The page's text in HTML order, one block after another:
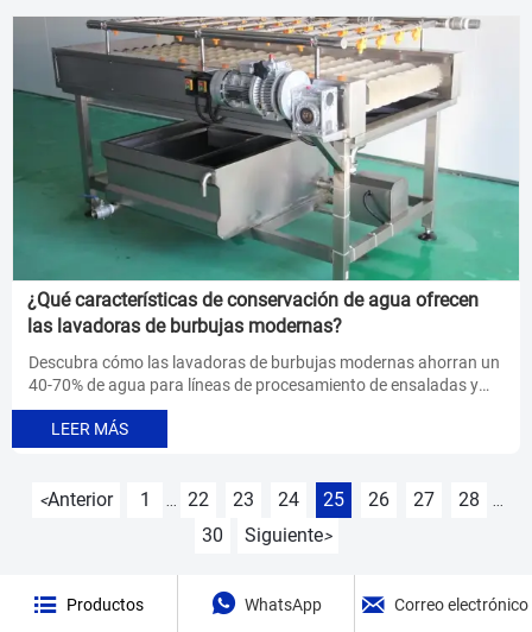
cualquier volumen de producción.
¿Qué características de conservación de agua ofrecen
las lavadoras de burbujas modernas?
Descubra cómo las lavadoras de burbujas modernas ahorran un
40-70% de agua para líneas de procesamiento de ensaladas y
cortadoras de papas fritas. Explore los sistemas de corte de
frutas de alta eficiencia de MAIKANG con precios directos de
fábrica.
LEER MÁS
<Anterior 1 22 23 24 25 26 27 28
30 Siguiente>
 Productos  WhatsApp  Correo electrónico